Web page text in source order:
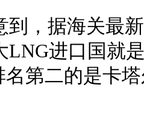
到，据海关最
LNG进口国就
名第二的是卡